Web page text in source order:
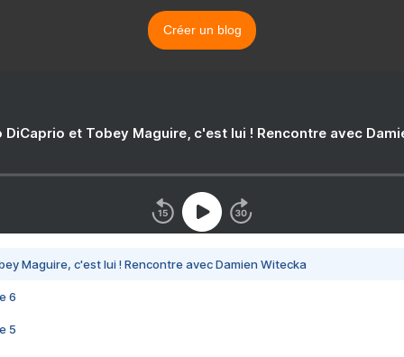
Créer un blog
DiCaprio et Tobey Maguire, c'est lui ! Rencontre avec
Maguire, c'est lui ! Rencontre avec Damien Witecka
6
5